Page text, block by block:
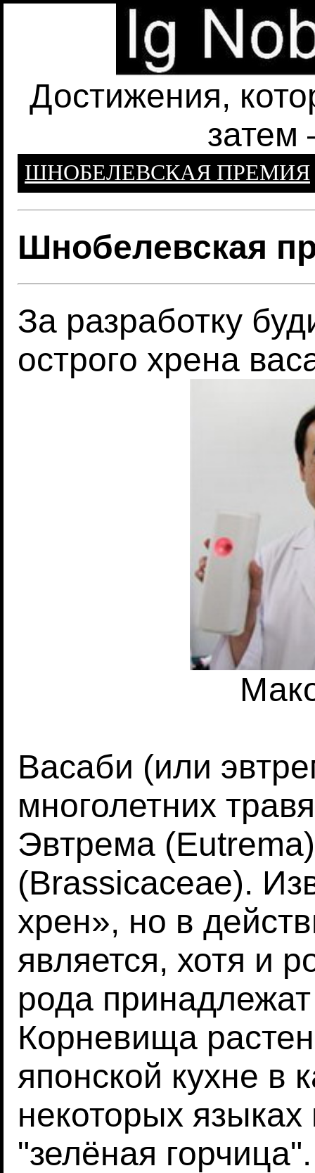
Достижения,
затем
ШНОБЕЛЕВСКАЯ ПРЕМИЯ
Шнобелевская
За разработку
острого хрена
Васаби (или
многолетних
Эвтрема
(Brassicaceae).
хрен», но в
является, хотя и
рода
Корневища
японской кухне в
некоторых языках
"зелёная горчица".